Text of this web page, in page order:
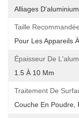
Alliages D'aluminium
Taille
Pour Les Appareils
Épaisseur De
1.5 À 10 Mm
Traitement De
Couche En Poudre,